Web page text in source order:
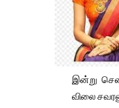
இன்று
விலை